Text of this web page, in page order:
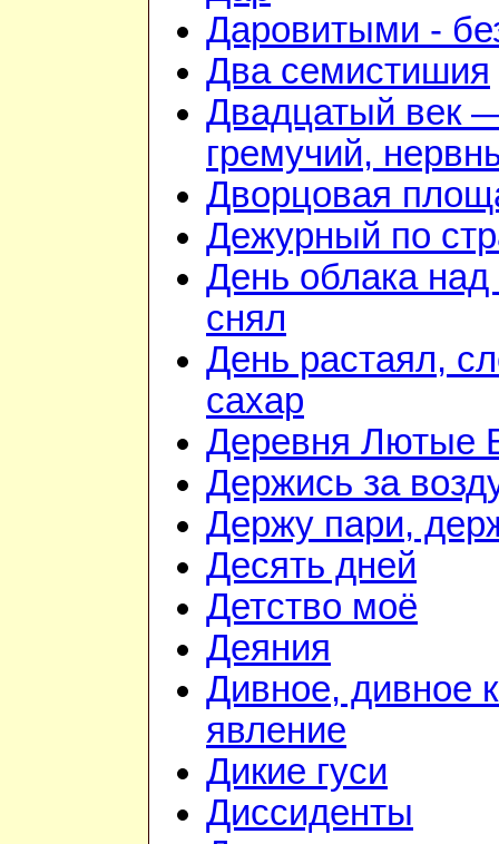
Даровитыми -
Два семистишия
Двадцатый век
гремучий,
Дворцовая
Дежурный по
День облака
снял
День растаял,
сахар
Деревня Лютые
Держись за
Держу пари,
Десять дней
Детство моё
Деяния
Дивное, дивное
явление
Дикие гуси
Диссиденты